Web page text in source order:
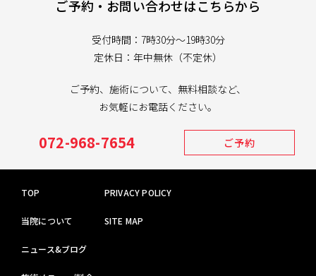
ご予約・お問い合わせはこちらから
受付時間：7時30分～19時30分
定休日：年中無休（不定休）
ご予約、施術について、無料相談など、
お気軽にお電話ください。
072-968-7654 ご予約
TOP
当院について
ニュース&ブログ
PRIVACY POLICY
SITE MAP